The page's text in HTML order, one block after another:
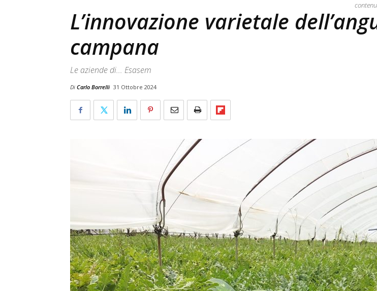
L’innovazione varietale
campana
Le aziende di... Esasem
Di Carlo Borrelli 31 Ottobre 2024